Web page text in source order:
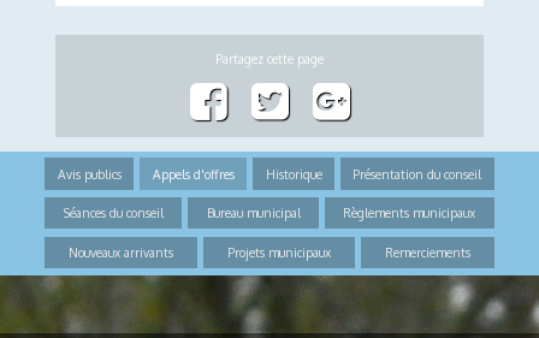
Avis publics Appels d'offres Historique Présentation du conseil
Séances du conseil Bureau municipal Règlements municipaux
Nouveaux arrivants Projets municipaux Remerciements